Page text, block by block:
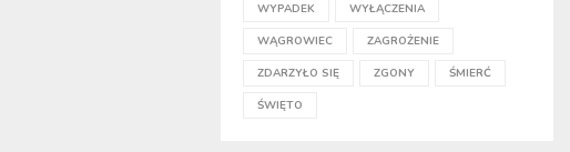
WYPADEK WYŁĄCZENIA
WĄGROWIEC ZAGROŻENIE
ZDARZYŁO SIĘ ZGONY ŚMIERĆ
ŚWIĘTO